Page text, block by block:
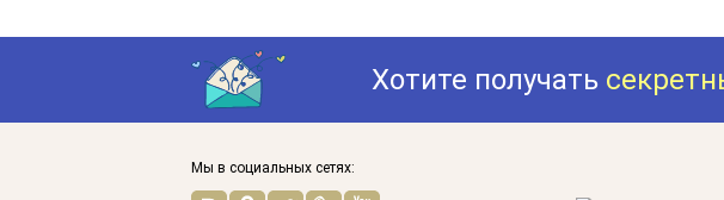
Хотите получать
Мы в социальных сетях: